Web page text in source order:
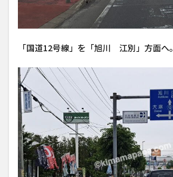
「国道12号線」を「旭川 江別」方面へ。